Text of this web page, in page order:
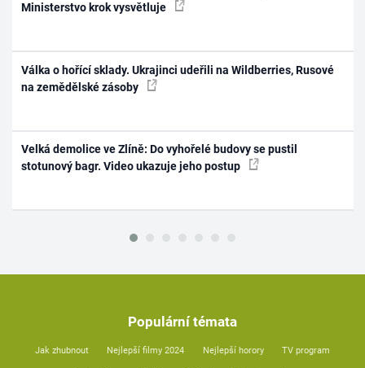
Ministerstvo krok vysvětluje
Válka o hořící sklady. Ukrajinci udeřili na Wildberries, Rusové
na zemědělské zásoby
Velká demolice ve Zlíně: Do vyhořelé budovy se pustil
stotunový bagr. Video ukazuje jeho postup
Populární témata
Jak zhubnout Nejlepší filmy 2024 Nejlepší horory TV program